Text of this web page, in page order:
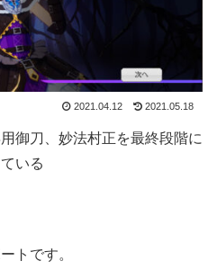
2021.04.12 2021.05.18
御刀、妙法村正を最終段階に
いる
トです。